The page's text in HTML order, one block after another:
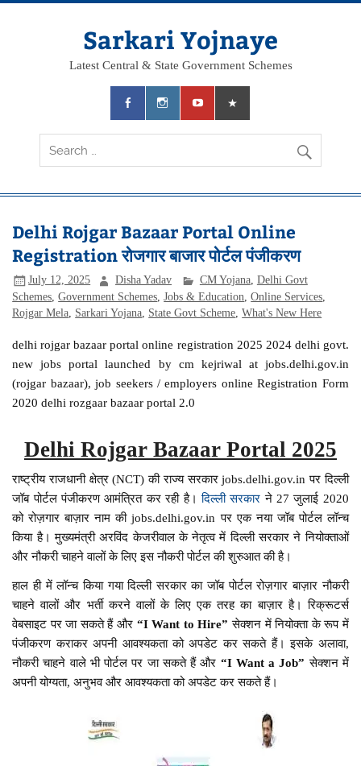
Skip
Sarkari Yojnaye
Latest Central & State Government Schemes
Delhi Rojgar Bazaar Portal Online
Registration रोजगार बाजार पोर्टल पंजीकरण
July 12, 2025 Disha Yadav CM Yojana, Delhi Govt
Schemes ,Government Schemes ,Jobs & Education ,Online Services
Rojgar Mela Sarkari Yojana State Govt Scheme ,What's New Here
delhi rojgar bazaar portal online registration 2025 2024 delhi govt.
new jobs portal launched by cm kejriwal at jobs.delhi.gov.in
(rojgar bazaar), job seekers / employers online Registration Form
2020 delhi rozgaar bazaar portal 2.0
Delhi Rojgar Bazaar Portal 2025
राष्ट्रीय राजधानी क्षेत्र (NCT) की राज्य सरकार jobs.delhi.gov.in पर दिल्ली
जॉब पोर्टल पंजीकरण आमंत्रित कर रही है।दिल्ली सरकार ने 27 जुलाई 2020
को रोज़गार बाज़ार नाम की jobs.delhi.gov.in पर एक नया जॉब पोर्टल लॉन्च
किया है। मुख्यमंत्री अरविंद केजरीवाल के नेतृत्व में दिल्ली सरकार ने नियोक्ताओं
और नौकरी चाहने वालों के लिए इस नौकरी पोर्टल की शुरुआत की है।
हाल ही में लॉन्च किया गया दिल्ली सरकार का जॉब पोर्टल रोज़गार बाज़ार नौकरी
चाहने वालों और भर्ती करने वालों के लिए एक तरह का बाज़ार है। रिक्रूटर्स
वेबसाइट पर जा सकते हैं और “I Want to Hire” सेक्शन में नियोक्ता के रूप में
पंजीकरण कराकर अपनी आवश्यकता को अपडेट कर सकते हैं। इसके अलावा,
नौकरी चाहने वाले भी पोर्टल पर जा सकते हैं और “I Want a Job” सेक्शन में
अपनी योग्यता, अनुभव और आवश्यकता को अपडेट कर सकते हैं।